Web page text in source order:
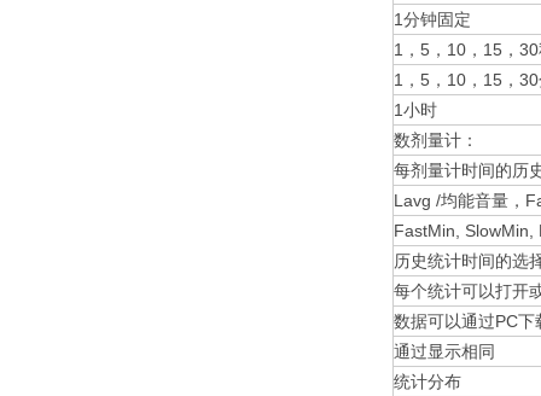
1分钟固定
1，5，10，15，
1，5，10，15，
1小时
数剂量计：
每剂量计时间的历
Lavg /均能音量，
FastMin, SlowMin,
历史统计时间的选
每个统计可以打开
数据可以通过PC下
通过显示相同
统计分布